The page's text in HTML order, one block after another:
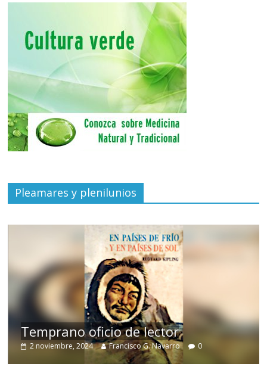
Pleamares y plenilunios
Temprano oficio de lector
2 noviembre, 2024 Francisco G. Navarro 0